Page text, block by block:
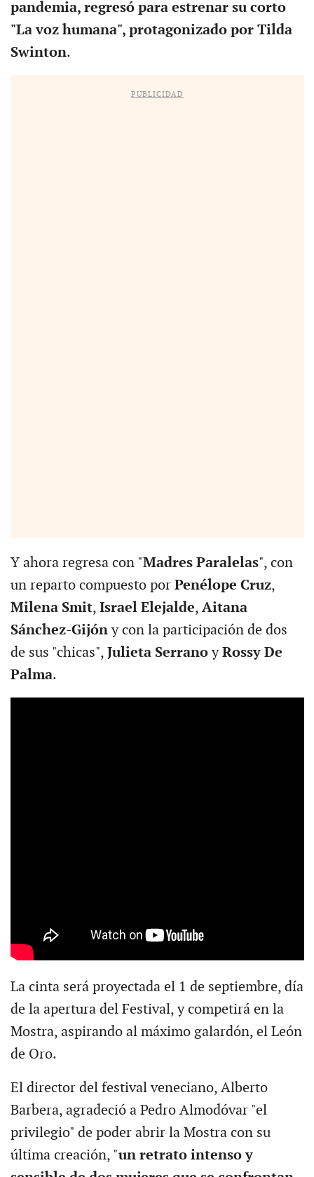
pandemia, regresó para estrenar su corto
"La voz humana", protagonizado por Tilda
Swinton.
PUBLICIDAD
Y ahora regresa con "Madres Paralelas", con
un reparto compuesto por Penélope Cruz,
Milena Smit, Israel Elejalde, Aitana
Sánchez-Gijóny con la participación de dos
de sus "chicas", Julieta SerranoyRossy De
Palma.
La cinta será proyectada el 1 de septiembre, día
de la apertura del Festival, y competirá en la
Mostra, aspirando al máximo galardón, el León
de Oro.
El director del festival veneciano, Alberto
Barbera, agradeció a Pedro Almodóvar "el
privilegio" de poder abrir la Mostra con su
última creación, "un retrato intenso y